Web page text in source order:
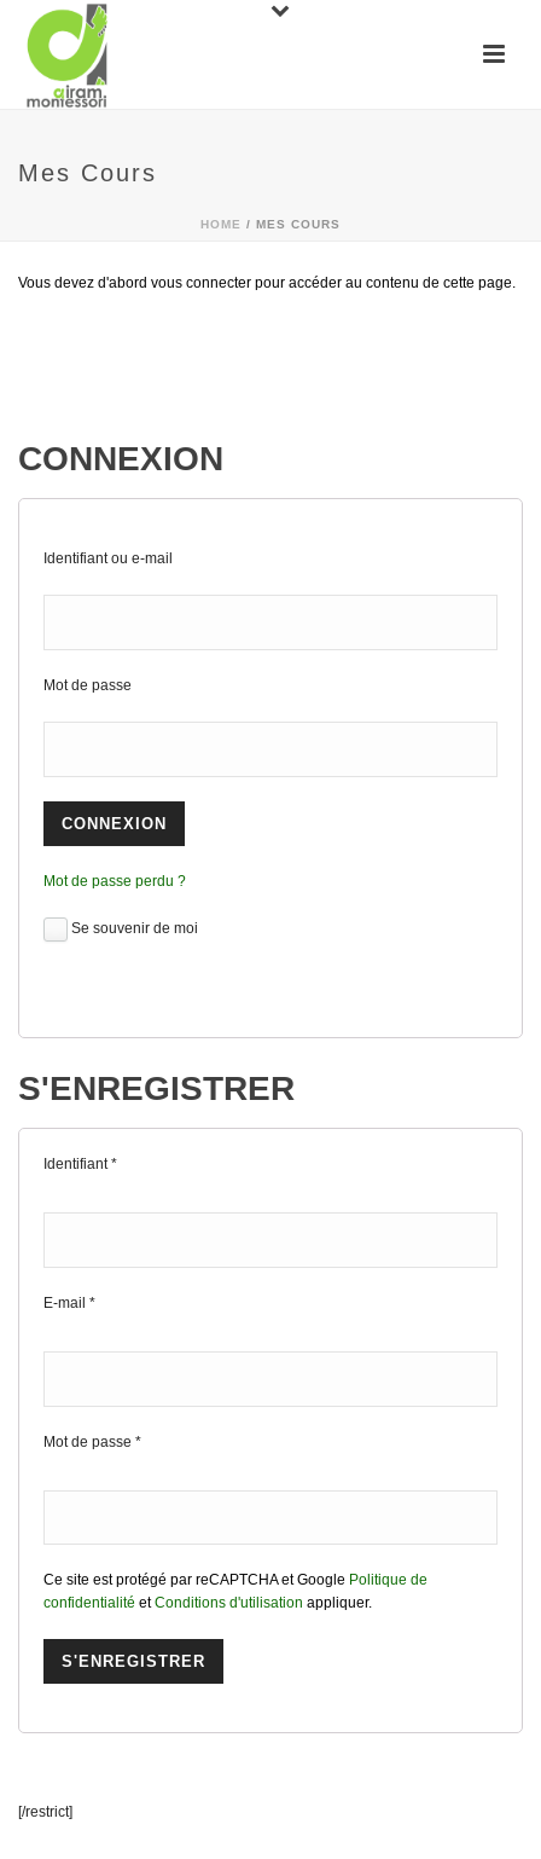
Mes Cours
HOME / MES COURS
Vous devez d'abord vous connecter pour accéder au contenu de cette page.
CONNEXION
Identifiant ou e-mail
Mot de passe
Mot de passe perdu ?
Se souvenir de moi
S'ENREGISTRER
Identifiant*
E-mail *
Mot de passe *
Ce site est protégé par reCAPTCHA et Google Politique de
confidentialité etConditions d'utilisation appliquer.
[/restrict]